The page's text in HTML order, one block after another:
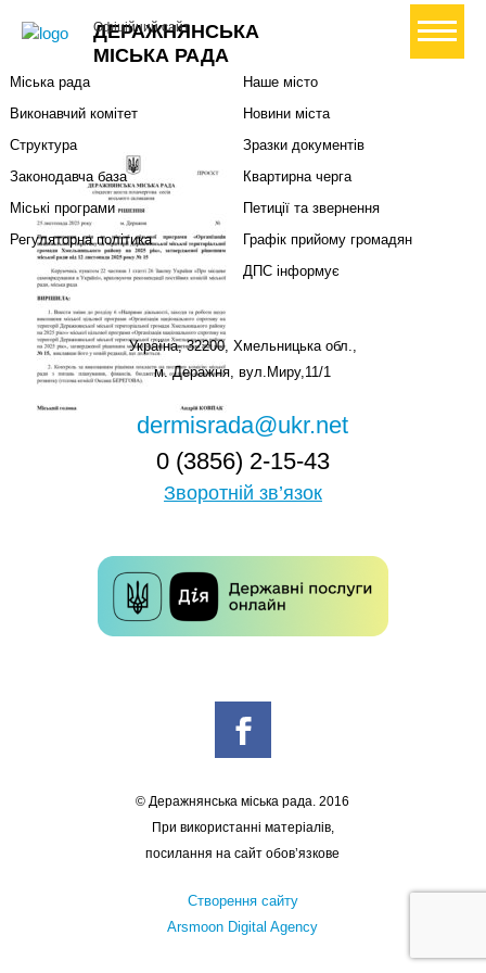
ДЕРАЖНЯНСЬКА
МІСЬКА РАДА
Офіційний сайт+ Створити петицію
Міський голова
Міська рада
Виконавчий комітет
Структура
Законодавча база
Міські програми
Регуляторна політика
Наше місто
Новини міста
Зразки документів
Квартирна черга
Петиції та звернення
Графік прийому громадян
ДПС інформує
Україна, 32200, Хмельницька обл.,
м. Деражня, вул.Миру,11/1
dermisrada@ukr.net
0 (3856) 2-15-43
Зворотній зв’язок
© Деражнянська міська рада. 2016
При використанні матеріалів,
посилання на сайт обов’язкове
Створення сайту
Arsmoon Digital Agency